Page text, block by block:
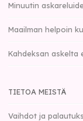
Minuutin
Maailman helpoin
Kahdeksan askelta
TIETOA MEISTÄ
Vaihdot ja